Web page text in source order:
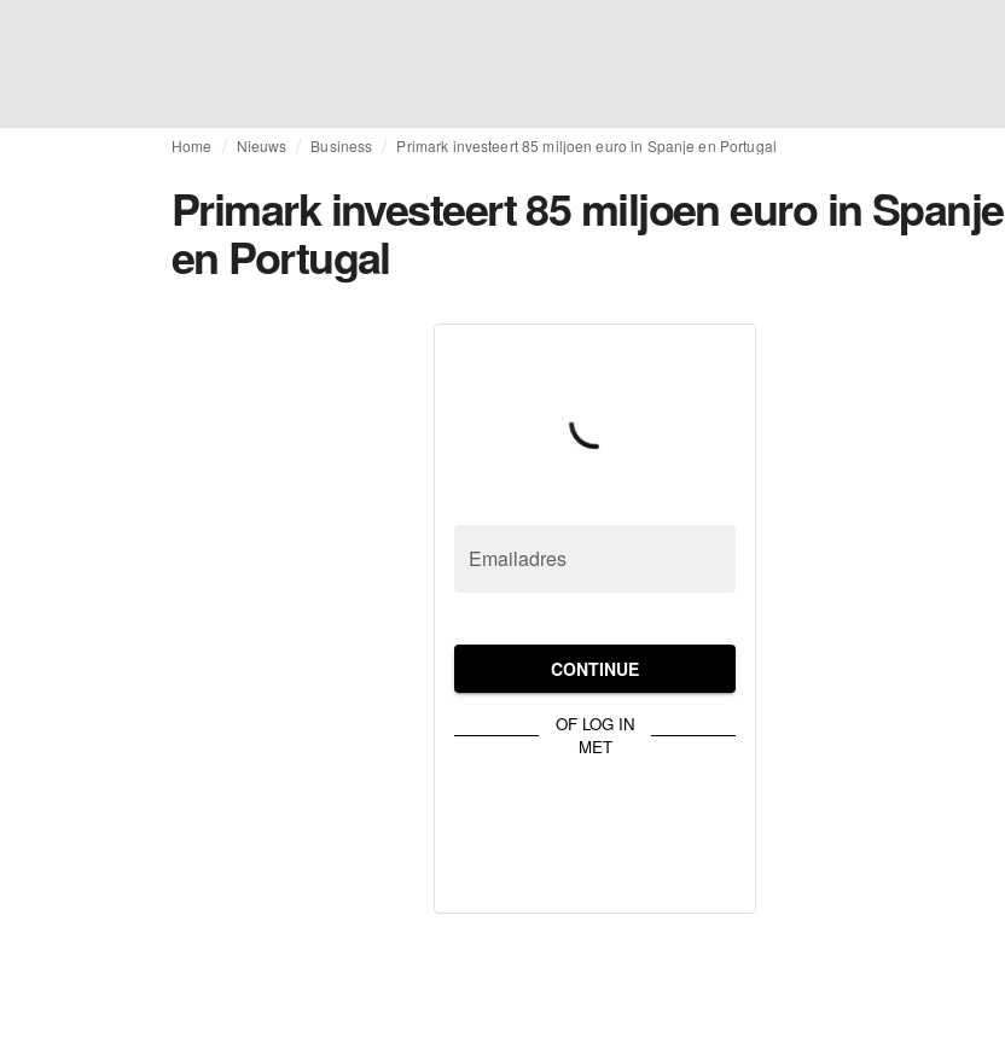
Home Nieuws Business Primark investeert 85 miljoen euro in Spanje en Portugal
Primark investeert 85 miljoen euro in Spanje
en Portugal
Emailadres
CONTINUE
OF LOG IN
MET